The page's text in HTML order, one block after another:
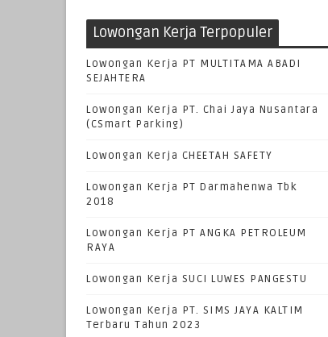
Lowongan Kerja Terpopuler
Lowongan Kerja PT MULTITAMA ABADI
SEJAHTERA
Lowongan Kerja PT. Chai Jaya Nusantara
(CSmart Parking)
Lowongan Kerja CHEETAH SAFETY
Lowongan Kerja PT Darmahenwa Tbk
2018
Lowongan Kerja PT ANGKA PETROLEUM
RAYA
Lowongan Kerja SUCI LUWES PANGESTU
Lowongan Kerja PT. SIMS JAYA KALTIM
Terbaru Tahun 2023